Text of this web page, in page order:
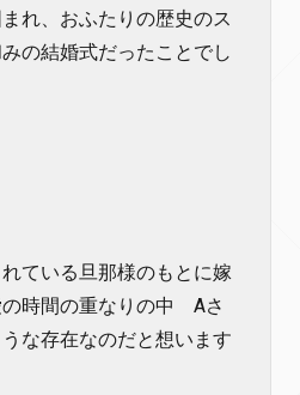
れ、おふたりの歴史のス
の結婚式だったことでし
ている旦那様のもとに嫁
時間の重なりの中 Aさ
な存在なのだと想います